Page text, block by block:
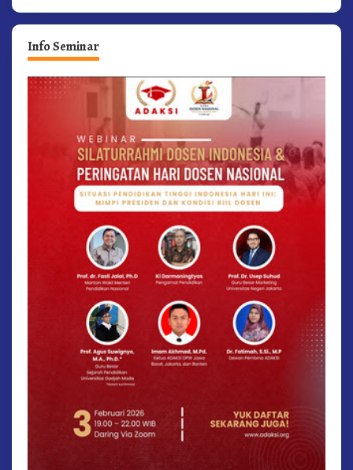
Info Seminar